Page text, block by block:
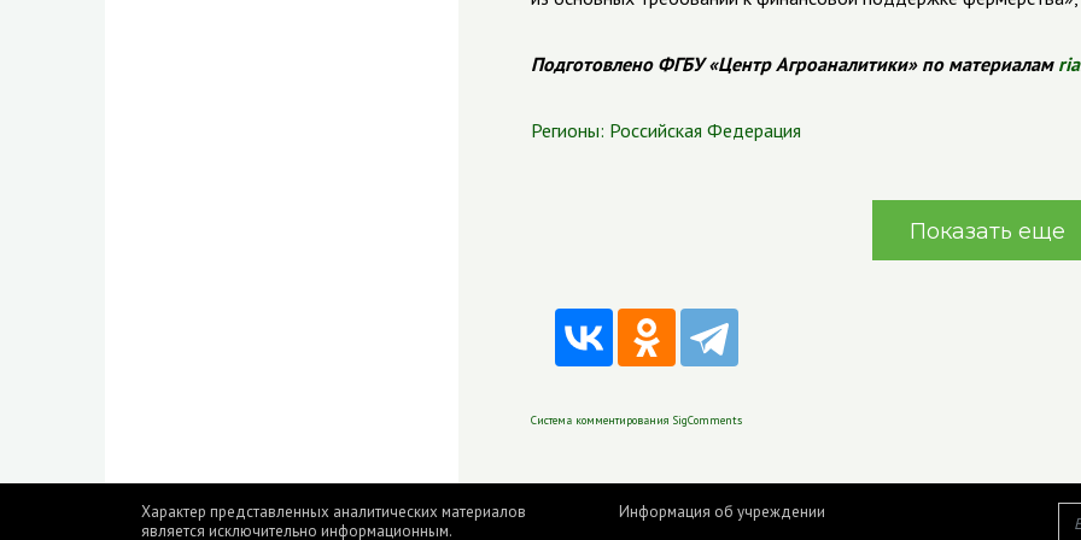
Подготовлено ФГБУ «Центр Агроаналитики» по материалам
Регионы: Российская Федерация
Показать еще
Система комментирования SigComments
Характер представленных аналитических материалов
является исключительно информационным.
Информация об учреждении